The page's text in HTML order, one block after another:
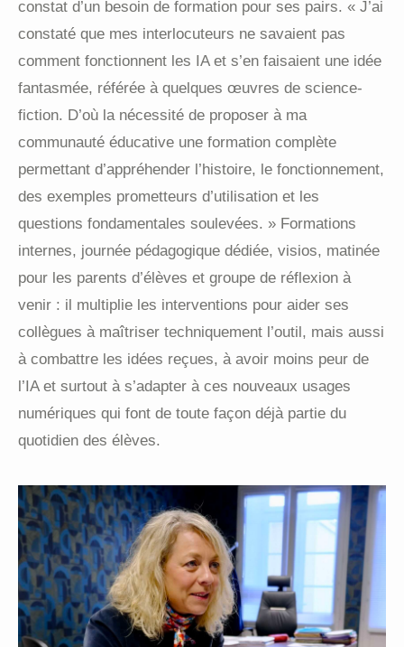
constat d’un besoin de formation pour ses pairs. « J’ai
constaté que mes interlocuteurs ne savaient pas
comment fonctionnent les IA et s’en faisaient une idée
fantasmée, référée à quelques œuvres de science-
fiction. D’où la nécessité de proposer à ma
communauté éducative une formation complète
permettant d’appréhender l’histoire, le fonctionnement,
des exemples prometteurs d’utilisation et les
questions fondamentales soulevées. » Formations
internes, journée pédagogique dédiée, visios, matinée
pour les parents d’élèves et groupe de réflexion à
venir : il multiplie les interventions pour aider ses
collègues à maîtriser techniquement l’outil, mais aussi
à combattre les idées reçues, à avoir moins peur de
l’IA et surtout à s’adapter à ces nouveaux usages
numériques qui font de toute façon déjà partie du
quotidien des élèves.